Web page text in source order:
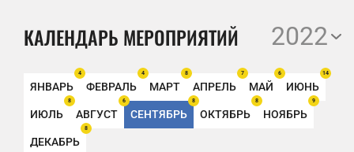
КАЛЕНДАРЬ МЕРОПРИЯТИЙ 2022
ЯНВАРЬ
4
ФЕВРАЛЬ
4
МАРТ
8
АПРЕЛЬ
7
МАЙ
6
ИЮНЬ
14
ИЮЛЬ
8
АВГУСТ
6
СЕНТЯБРЬ
8
ОКТЯБРЬ
8
НОЯБРЬ
9
ДЕКАБРЬ
8